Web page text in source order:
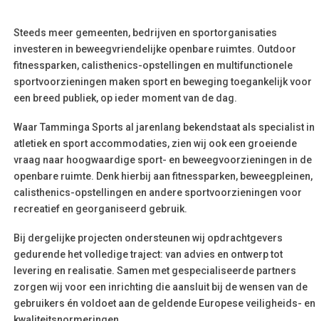
Steeds meer gemeenten, bedrijven en sportorganisaties
investeren in beweegvriendelijke openbare ruimtes. Outdoor
fitnessparken, calisthenics-opstellingen en multifunctionele
sportvoorzieningen maken sport en beweging toegankelijk voor
een breed publiek, op ieder moment van de dag.
Waar Tamminga Sports al jarenlang bekendstaat als specialist in
atletiek en sport accommodaties, zien wij ook een groeiende
vraag naar hoogwaardige sport- en beweegvoorzieningen in de
openbare ruimte. Denk hierbij aan fitnessparken, beweegpleinen,
calisthenics-opstellingen en andere sportvoorzieningen voor
recreatief en georganiseerd gebruik.
Bij dergelijke projecten ondersteunen wij opdrachtgevers
gedurende het volledige traject: van advies en ontwerp tot
levering en realisatie. Samen met gespecialiseerde partners
zorgen wij voor een inrichting die aansluit bij de wensen van de
gebruikers én voldoet aan de geldende Europese veiligheids- en